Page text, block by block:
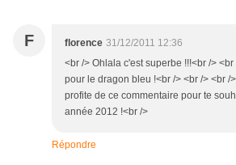
F florence 31/12/2011 12:36
<br /> Ohlala c'est superbe !!!<br />
pour le dragon bleu !<br /> <br /> <br /
profite de ce commentaire pour te
année 2012 !<br />
Répondre